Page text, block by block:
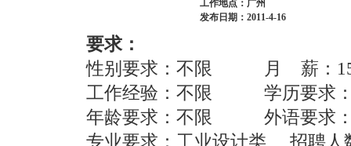
工作地点：广州
发布日期：2011-4-16
要求：
性别要求：不限 月 薪：
工作经验：不限 学历要求
年龄要求：不限 外语
专业要求：工业设计类 招